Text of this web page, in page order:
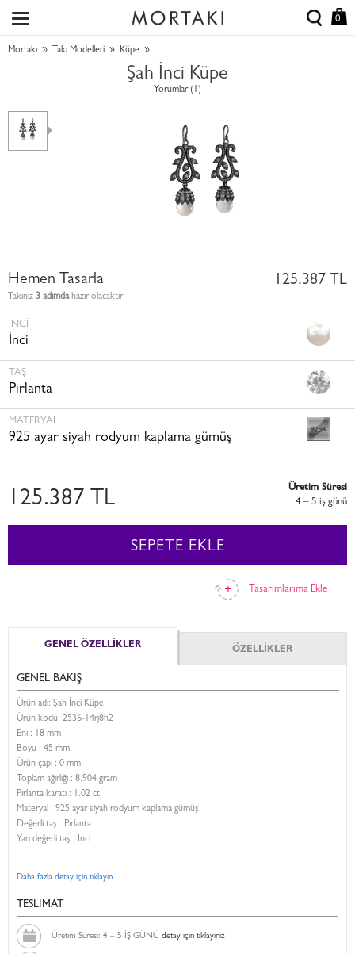
0
Mortakı » Takı Modelleri » Küpe »
Şah İnci Küpe
Yorumlar (1)
Hemen Tasarla
Takınız 3 adımdahazır olacaktır
125.387 TL
İNCI
İnci
TAŞ
Pırlanta
MATERYAL
925 ayar siyah rodyum kaplama gümüş
Tasarımlarıma Ekle
125.387 TL
Üretim Süresi
4 – 5 i̇ş günü
SEPETE EKLE
GENEL ÖZELLİKLER ÖZELLİKLER
GENEL BAKIŞ
Ürün adı: Şah İnci Küpe
Ürün kodu: 2536-14rj8h2
Eni : 18 mm
Boyu : 45 mm
Ürün çapı : 0 mm
Toplam ağırlığı : 8.904 gram
Pırlanta karatı : 1.02 ct.
Materyal : 925 ayar siyah rodyum kaplama gümüş
Değerli taş : Pırlanta
Yarı değerli taş : İnci
Daha fazla detay için tıklayın
TESLİMAT
Üretim Süresi: 4 – 5 İŞ GÜNÜ detay için tıklayınız